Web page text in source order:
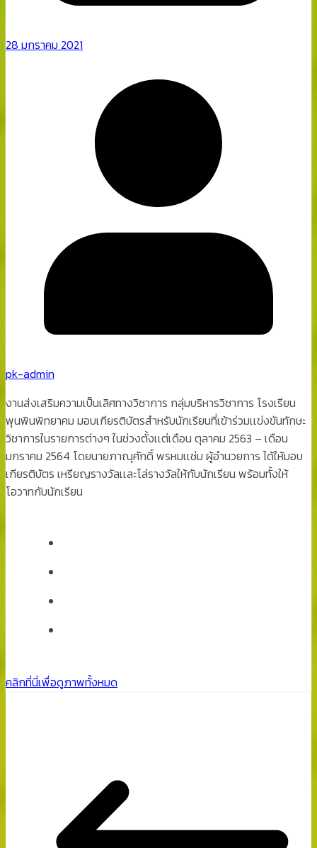
28 มกราคม 2021
pk-admin
งานส่งเสริมความเป็นเลิศทางวิชาการ กลุ่มบริหารวิชาการ โรงเรียน
พุนพินพิทยาคม มอบเกียรติบัตรสำหรับนักเรียนที่เข้าร่วมเเข่งขันทักษะ
วิชาการในรายการต่างๆ ในช่วงตั้งเเต่เดือน ตุลาคม 2563 – เดือน
มกราคม 2564 โดยนายภาณุศักดิ์ พรหมเเช่ม ผู้อำนวยการ ได้ให้มอบ
เกียรติบัตร เหรียญรางวัลเเละโล่รางวัลให้กับนักเรียน พร้อมทั้งให้
โอวาทกับนักเรียน
คลิกที่นี่เพื่อดูภาพทั้งหมด